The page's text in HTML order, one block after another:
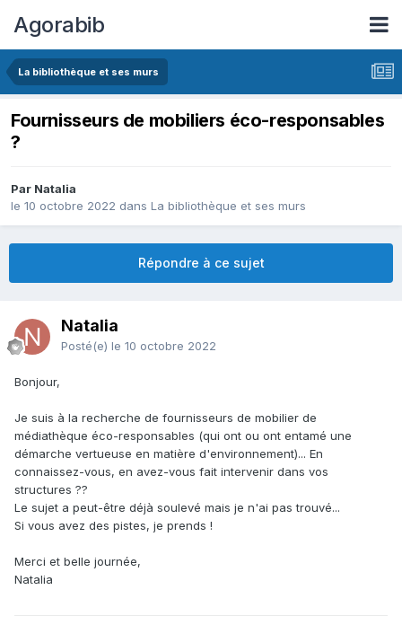
Agorabib
La bibliothèque et ses murs
Fournisseurs de mobiliers éco-responsables
?
Par Natalia
le 10 octobre 2022 dans La bibliothèque et ses murs
Répondre à ce sujet
Natalia
Posté(e) le 10 octobre 2022
Bonjour,
Je suis à la recherche de fournisseurs de mobilier de
médiathèque éco-responsables (qui ont ou ont entamé une
démarche vertueuse en matière d'environnement)... En
connaissez-vous, en avez-vous fait intervenir dans vos
structures ??
Le sujet a peut-être déjà soulevé mais je n'ai pas trouvé...
Si vous avez des pistes, je prends !
Merci et belle journée,
Natalia